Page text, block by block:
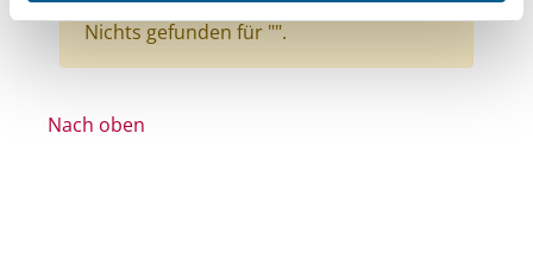
Nichts gefunden für "".
Nach oben